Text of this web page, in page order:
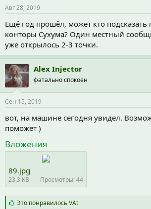
:
Авг 28, 2019
Ещё год прошёл, может кто подсказать
конторы Сухума? Один местный
уже открылось 2-3 точки.
Alex Injector
фатально спокоен
Сен 15, 2019
вот, на машине сегодня увидел.
поможет )
Вложения
89.jpg
23.3 KB Просмотры: 44
С
Это понравилосьVAt